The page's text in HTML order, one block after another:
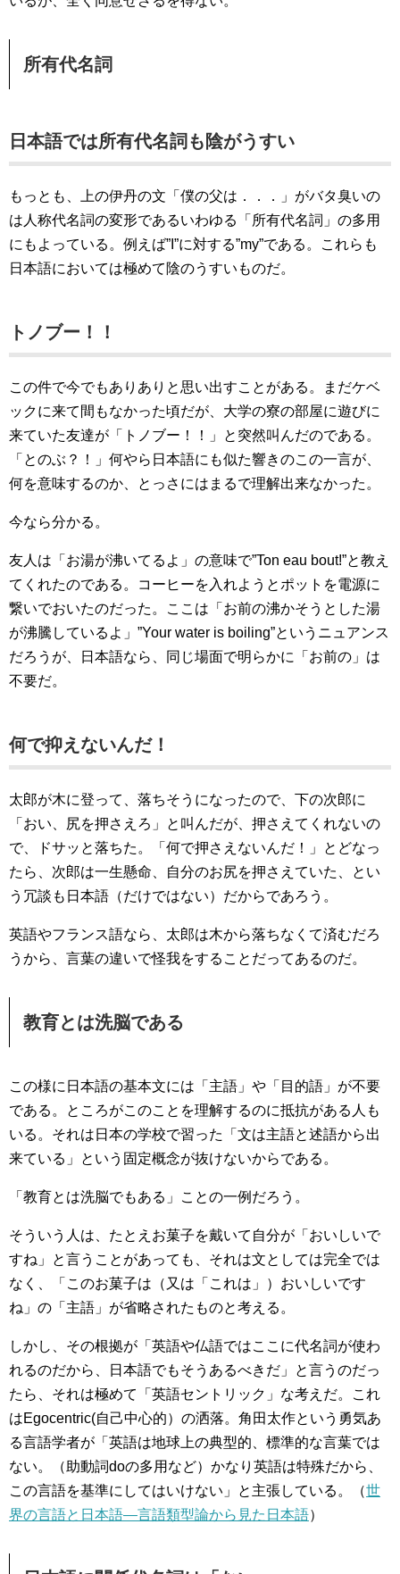
所有代名詞
日本語では所有代名詞も陰がうすい
もっとも、上の伊丹の文「僕の父は．．．」がバタ臭いの
は人称代名詞の変形であるいわゆる「所有代名詞」の多用
にもよっている。例えば”I”に対する”my”である。これらも
日本語においては極めて陰のうすいものだ。
トノブー！！
この件で今でもありありと思い出すことがある。まだケベ
ックに来て間もなかった頃だが、大学の寮の部屋に遊びに
来ていた友達が「トノブー！！」と突然叫んだのである。
「とのぶ？！」何やら日本語にも似た響きのこの一言が、
何を意味するのか、とっさにはまるで理解出来なかった。
今なら分かる。
友人は「お湯が沸いてるよ」の意味で”Ton eau bout!”と教え
てくれたのである。コーヒーを入れようとポットを電源に
繋いでおいたのだった。ここは「お前の沸かそうとした湯
が沸騰しているよ」”Your water is boiling”というニュアンス
だろうが、日本語なら、同じ場面で明らかに「お前の」は
不要だ。
何で抑えないんだ！
太郎が木に登って、落ちそうになったので、下の次郎に
「おい、尻を押さえろ」と叫んだが、押さえてくれないの
で、ドサッと落ちた。「何で押さえないんだ！」とどなっ
たら、次郎は一生懸命、自分のお尻を押さえていた、とい
う冗談も日本語（だけではない）だからであろう。
英語やフランス語なら、太郎は木から落ちなくて済むだろ
うから、言葉の違いで怪我をすることだってあるのだ。
教育とは洗脳である
この様に日本語の基本文には「主語」や「目的語」が不要
である。ところがこのことを理解するのに抵抗がある人も
いる。それは日本の学校で習った「文は主語と述語から出
来ている」という固定概念が抜けないからである。
「教育とは洗脳でもある」ことの一例だろう。
そういう人は、たとえお菓子を戴いて自分が「おいしいで
すね」と言うことがあっても、それは文としては完全では
なく、「このお菓子は（又は「これは」）おいしいです
ね」の「主語」が省略されたものと考える。
しかし、その根拠が「英語や仏語ではここに代名詞が使わ
れるのだから、日本語でもそうあるべきだ」と言うのだっ
たら、それは極めて「英語セントリック」な考えだ。これ
はEgocentric(自己中心的）の洒落。角田太作という勇気あ
る言語学者が「英語は地球上の典型的、標準的な言葉では
ない。（助動詞doの多用など）かなり英語は特殊だから、
この言語を基準にしてはいけない」と主張している。（世
界の言語と日本語―言語類型論から見た日本語）